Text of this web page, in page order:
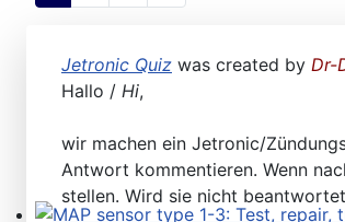
Jetronic Quiz was created by Dr-
Hallo / Hi,
wir machen ein Jetronic/
Antwort kommentieren. Wenn
stellen. Wird sie nicht